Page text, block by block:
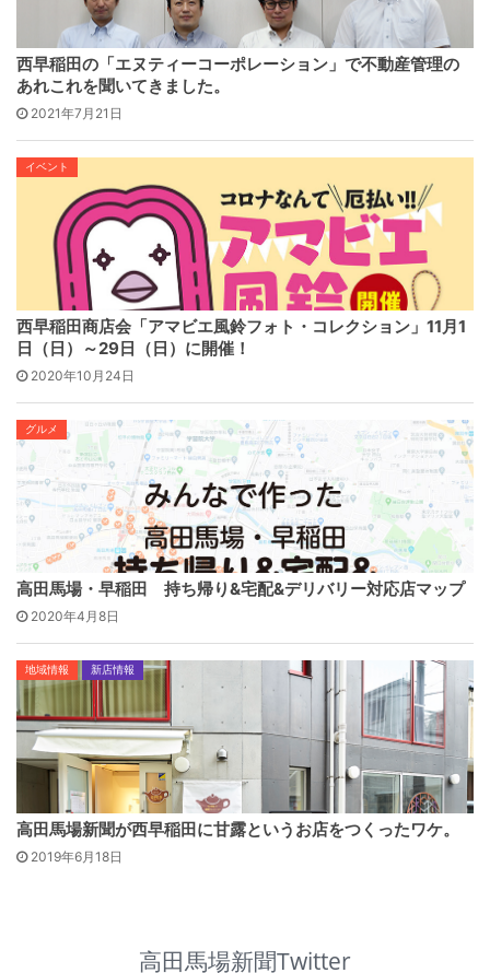
西早稲田の「エヌティーコーポレーション」で不動産管理の
あれこれを聞いてきました。
2021年7月21日
イベント
西早稲田商店会「アマビエ風鈴フォト・コレクション」11月1
日（日）～29日（日）に開催！
2020年10月24日
グルメ
高田馬場・早稲田 持ち帰り&宅配&デリバリー対応店マップ
2020年4月8日
地域情報 新店情報
高田馬場新聞が西早稲田に甘露というお店をつくったワケ。
2019年6月18日
高田馬場新聞Twitter